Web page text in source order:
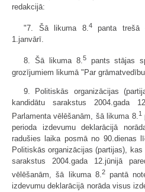
redakcijā:
"7. Šā likuma 8.4panta trešā
1.janvārī.
8. Šā likuma 8.5pants stājas
grozījumiem likumā "Par
9. Politiskās organizācijas
kandidātu sarakstus 2004.gada
Parlamenta vēlēšanām, šā likuma 8. 1
perioda izdevumu deklarācijā
radušies laika posmā no 90.dienas
Politiskās organizācijas (partijas),
sarakstus 2004.gada 12.jūnijā
vēlēšanām, šā likuma 8.2pantā
izdevumu deklarācijā norāda visus